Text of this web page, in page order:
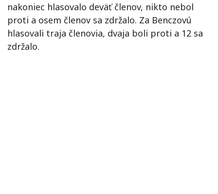
nakoniec hlasovalo deväť členov, nikto nebol
proti a osem členov sa zdržalo. Za Benczovú
hlasovali traja členovia, dvaja boli proti a 12 sa
zdržalo.